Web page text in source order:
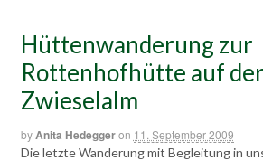
Hüttenwanderung zur
Rottenhofhütte auf der
Zwieselalm
byAnita Hedeggeron 11. September 2009
Die letzte Wanderung mit Begleitung in